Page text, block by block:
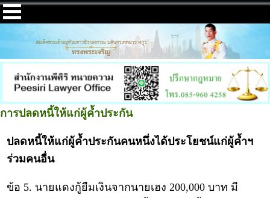
การปลดหนี้ให้แก่ผู้ค้ำประกัน
ปลดหนี้ให้แก่ผู้ค้ำประกันคนหนึ่งได้ประโยชน์แก่ผู้ค้ำฯ
ร่วมคนอื่น
ข้อ 5. นายแดงกู้ยืมเงินจากนายเฮง 200,000 บาท มี